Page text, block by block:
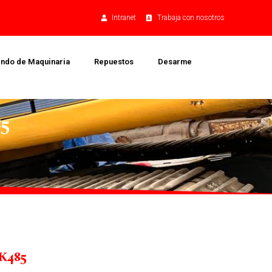
Intranet Trabaja con nosotros
de Maquinaria Repuestos Desarme